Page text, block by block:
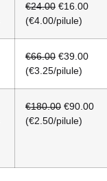
€24.00 €16.00
(€4.00/pilule)
€66.00 €39.00
(€3.25/pilule)
€180.00 €90.00
(€2.50/pilule)